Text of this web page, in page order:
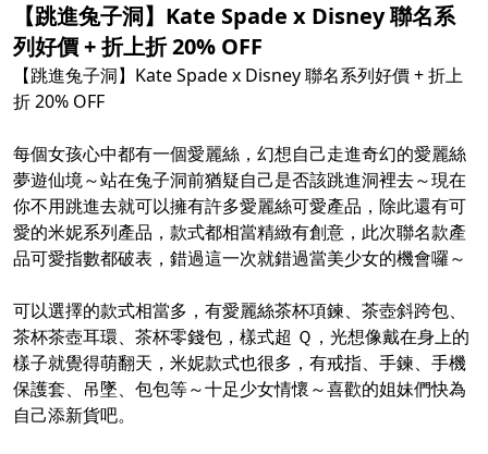
【跳進兔子洞】Kate Spade x Disney 聯名系
列好價 + 折上折 20% OFF
【跳進兔子洞】Kate Spade x Disney 聯名系列好價 + 折上
折 20% OFF
每個女孩心中都有一個愛麗絲，幻想自己走進奇幻的愛麗絲
夢遊仙境～站在兔子洞前猶疑自己是否該跳進洞裡去～現在
你不用跳進去就可以擁有許多愛麗絲可愛產品，除此還有可
愛的米妮系列產品，款式都相當精緻有創意，此次聯名款產
品可愛指數都破表，錯過這一次就錯過當美少女的機會囉～
可以選擇的款式相當多，有愛麗絲茶杯項鍊、茶壺斜跨包、
茶杯茶壺耳環、茶杯零錢包，樣式超 Ｑ，光想像戴在身上的
樣子就覺得萌翻天，米妮款式也很多，有戒指、手鍊、手機
保護套、吊墜、包包等～十足少女情懷～喜歡的姐妹們快為
自己添新貨吧。